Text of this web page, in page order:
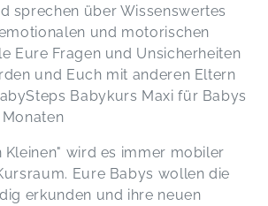
Stunde mit Beschäftigungen
einer Fragerunde für Mamas :)
Kseniia,
sprechen über Wissenswertes
und motorischen
Eure Fragen und Unsicherheiten
und Euch mit anderen Eltern
Babykurs Maxi für Babys
Kleinen" wird es immer mobiler
Eure Babys wollen die
erkunden und ihre neuen